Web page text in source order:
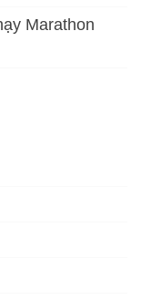
Marathon